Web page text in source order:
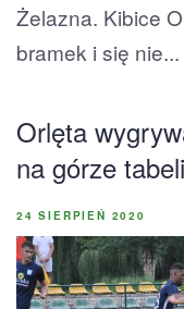
Żelazna. Kibice
bramek i się nie...
Orlęta
na górze
24 SIERPIEŃ 2020